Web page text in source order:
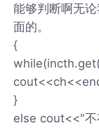
能够判断啊无
面的。
{
}
else cout<<"不